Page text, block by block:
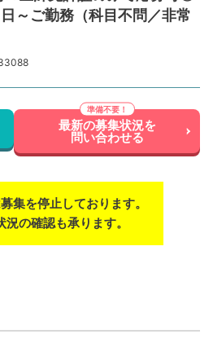
～ご勤務（科目不問／非常
最新の募集状況を
問い合わせる
集を停止しております。
の確認も承ります。